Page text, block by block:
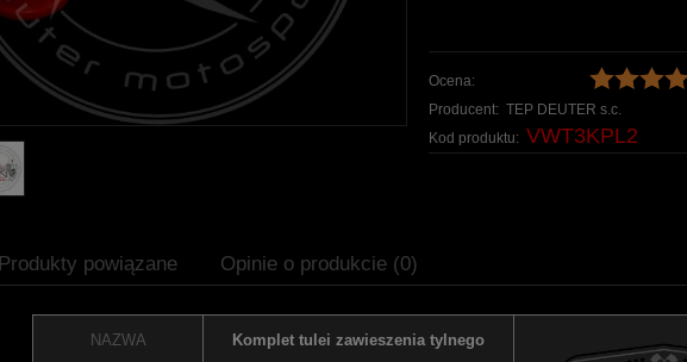
Ocena:
Producent: TEP DEUTER s.c.
Kod produktu: VWT3KPL2
Produkty powiązane Opinie o produkcie (0)
NAZWA Komplet tulei zawieszenia tylnego